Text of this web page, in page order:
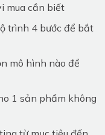
mua cần biết
trình 4 bước để bắt
mô hình nào để
1 sản phẩm không